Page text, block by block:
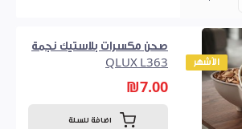
الأشهر
صحن مكسرات بلاستيك نجمة
QLUX L363
₪7.00
اضافة للسلة